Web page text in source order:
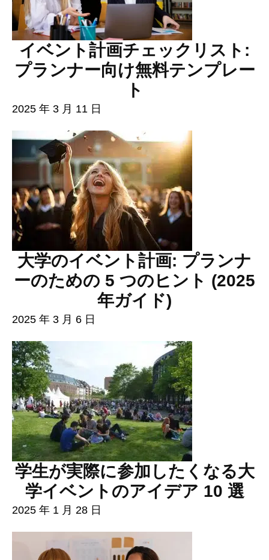
イベント計画チェックリスト:
プランナー向け無料テンプレー
ト
2025 年 3 月 11 日
大学のイベント計画: プランナ
ーのための 5 つのヒント (2025
年ガイド)
2025 年 3 月 6 日
学生が実際に参加したくなる大
学イベントのアイデア 10 選
2025 年 1 月 28 日